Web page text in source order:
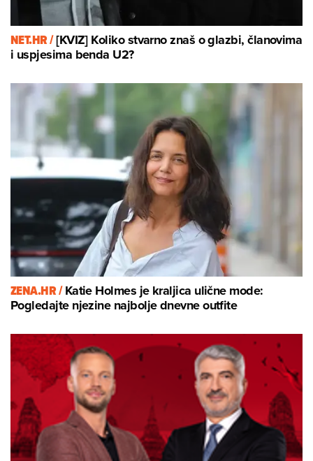
NET.HR /[KVIZ] Koliko stvarno znaš o glazbi, članovima
i uspjesima benda U2?
ZENA.HR /Katie Holmes je kraljica ulične mode:
Pogledajte njezine najbolje dnevne outfite